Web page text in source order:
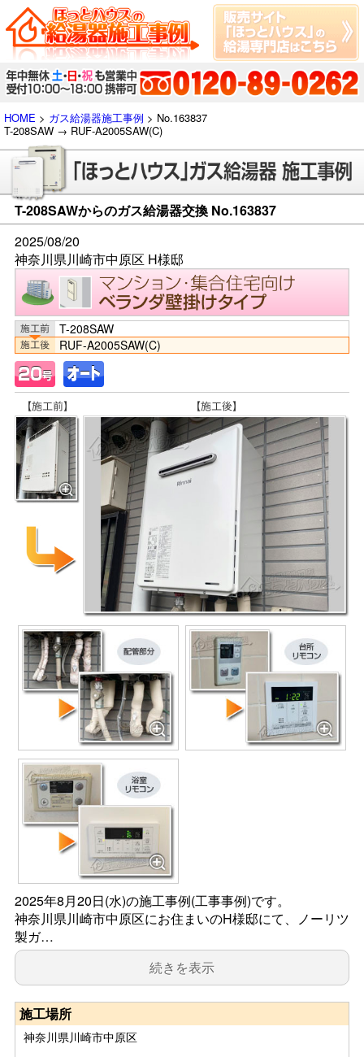
HOME > ガス給湯器施工事例 > No.163837
T-208SAW → RUF-A2005SAW(C)
T-208SAWからのガス給湯器交換 No.163837
2025/08/20
神奈川県川崎市中原区 H様邸
T-208SAW
RUF-A2005SAW(C)
2025年8月20日(水)の施工事例(工事事例)です。
神奈川県川崎市中原区にお住まいのH様邸にて、ノーリツ
製ガ…
続きを表示
施工場所
神奈川県川崎市中原区